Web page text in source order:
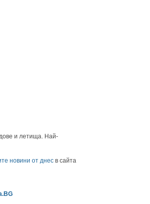
и летища. Най-
новини от днес в сайта